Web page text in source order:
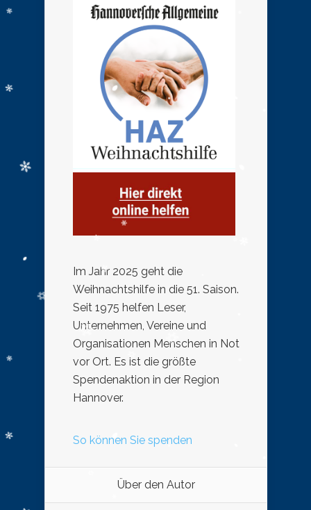
Im Jahr 2025 geht die
Weihnachtshilfe in die 51. Saison.
Seit 1975 helfen Leser,
Unternehmen, Vereine und
Organisationen Menschen in Not
vor Ort. Es ist die größte
Spendenaktion in der Region
Hannover.
So können Sie spenden
Über den Autor